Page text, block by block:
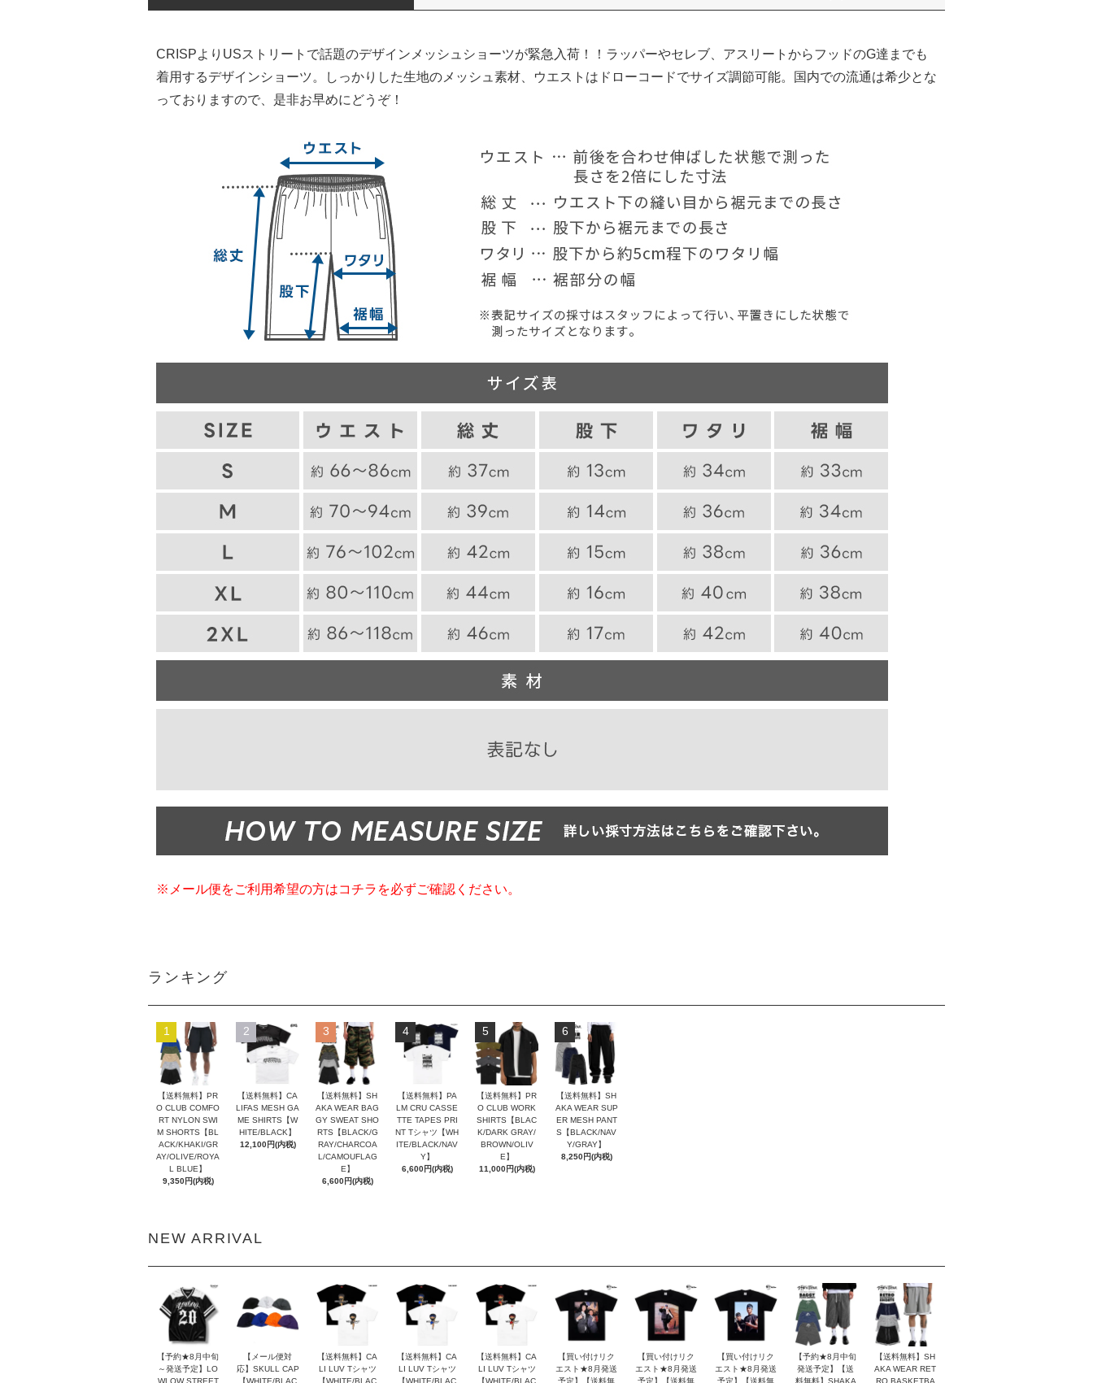
CRISPよりUSストリートで話題のデザインメッシュショーツが緊急入荷！！ラッパーやセレブ、アスリートからフッドのG達までも
着用するデザインショーツ。しっかりした生地のメッシュ素材、ウエストはドローコードでサイズ調節可能。国内での流通は希少とな
っておりますので、是非お早めにどうぞ！
※メール便をご利用希望の方はコチラを必ずご確認ください。
ランキング
1
【送料無料】PR
O CLUB COMFO
RT NYLON SWI
M SHORTS【BL
ACK/KHAKI/GR
AY/OLIVE/ROYA
L BLUE】
9,350円(内税)
2
【送料無料】CA
LIFAS MESH GA
ME SHIRTS【W
HITE/BLACK】
12,100円(内税)
3
【送料無料】SH
AKA WEAR BAG
GY SWEAT SHO
RTS【BLACK/G
RAY/CHARCOA
L/CAMOUFLAG
E】
6,600円(内税)
4
【送料無料】PA
LM CRU CASSE
TTE TAPES PRI
NT Tシャツ【WH
ITE/BLACK/NAV
Y】
6,600円(内税)
5
【送料無料】PR
O CLUB WORK
SHIRTS【BLAC
K/DARK GRAY/
BROWN/OLIV
E】
11,000円(内税)
6
【送料無料】SH
AKA WEAR SUP
ER MESH PANT
S【BLACK/NAV
Y/GRAY】
8,250円(内税)
NEW ARRIVAL
【予約★8月中旬
～発送予定】LO
WLOW STREET
【メール便対
応】SKULL CAP
【WHITE/BLAC
【送料無料】CA
LI LUV Tシャツ
【WHITE/BLAC
【送料無料】CA
LI LUV Tシャツ
【WHITE/BLAC
【送料無料】CA
LI LUV Tシャツ
【WHITE/BLAC
【買い付けリク
エスト★8月発送
予定】【送料無
【買い付けリク
エスト★8月発送
予定】【送料無
【買い付けリク
エスト★8月発送
予定】【送料無
【予約★8月中旬
発送予定】【送
料無料】SHAKA
【送料無料】SH
AKA WEAR RET
RO BASKETBA